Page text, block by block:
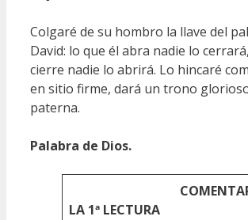
Colgaré de su hombro la llave del
David: lo que él abra nadie lo
cierre nadie lo abrirá. Lo hincaré
en sitio firme, dará un trono
paterna.
Palabra de Dios.
LA 1ª LECTURA